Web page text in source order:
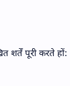
शर्तें पूरी करते हों: